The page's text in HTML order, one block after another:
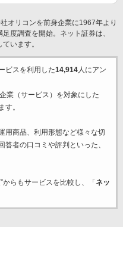
オリコンを前身企業に1967年より
度調査を開始。ネット証券は、
います。
ビスを利用した14,914人にアン
業（サービス）を対象にした
す。
用商品、利用形態など様々な切
答者の口コミや評判といった、
からもサービスを比較し、「ネッ